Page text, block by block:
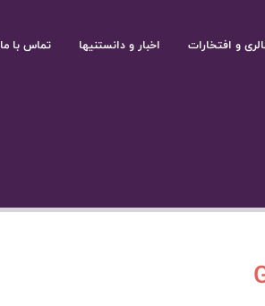
و افتخارات اخبار و دانستنیها تماس با ما